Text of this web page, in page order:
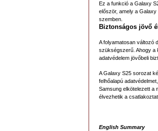
Ez a funkció a Galaxy
először, amely a
szemben.
Biztonságos jövő
A folyamatosan változó
szükségszerű. Ahogy a
adatvédelem jövőbeli
A Galaxy S25 sorozat
felhőalapú
Samsung elkötelezett a
élvezhetik a
English Summary